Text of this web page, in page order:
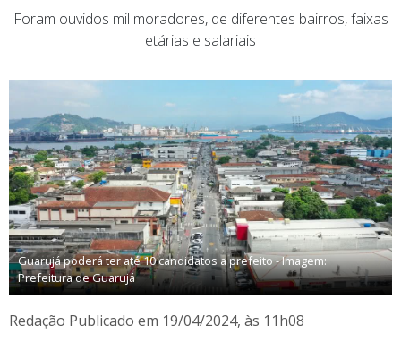
Foram ouvidos mil moradores, de diferentes bairros, faixas
etárias e salariais
Guarujá poderá ter até 10 candidatos a prefeito - Imagem:
Prefeitura de Guarujá
Redação Publicado em 19/04/2024, às 11h08